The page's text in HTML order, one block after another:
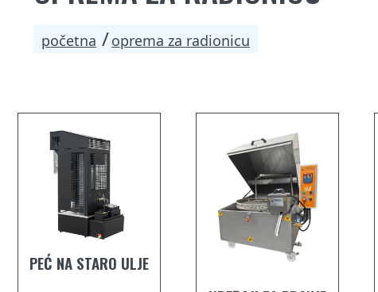
početna oprema za radionicu
PEĆ NA STARO ULJE